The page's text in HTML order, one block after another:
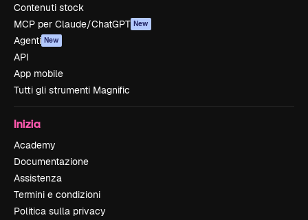
Contenuti stock
MCP per Claude/ChatGPT New
Agenti New
API
App mobile
Tutti gli strumenti Magnific
Inizia
Academy
Documentazione
Assistenza
Termini e condizioni
Politica sulla privacy